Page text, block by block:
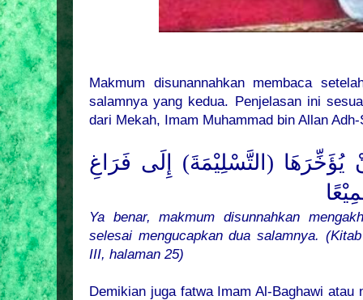
Makmum disunannahkan membaca
salamnya yang kedua. Penjelasan ini
dari Mekah, Imam Muhammad bin Allan
(التَّسْلِيْمَةَ) إِلَى فَرَاغِ
Ya benar, makmum disunnahkan
selesai mengucapkan dua salamnya.
III, halaman 25)
Demikian juga fatwa Imam Al-Baghawi atau